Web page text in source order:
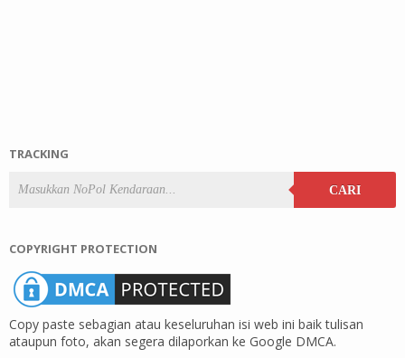
TRACKING
CARI
COPYRIGHT PROTECTION
Copy paste sebagian atau keseluruhan isi web ini baik tulisan
ataupun foto, akan segera dilaporkan ke Google DMCA.